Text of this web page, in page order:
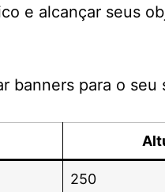
e alcançar seus
banners para o seu
250